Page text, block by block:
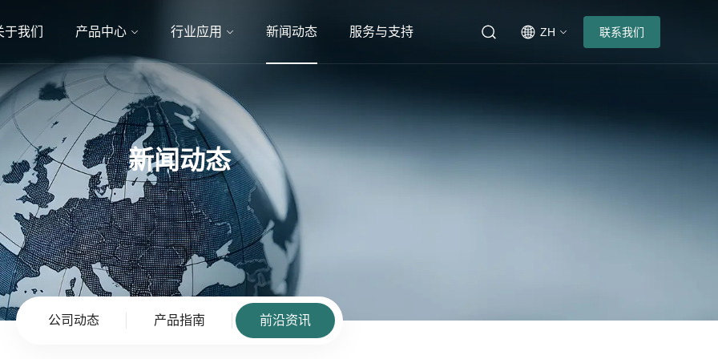
于我们 产品中心 行业应用 新闻动态 服务与支持 ZH 联系我们
新闻动态
公司动态 产品指南 前沿资讯